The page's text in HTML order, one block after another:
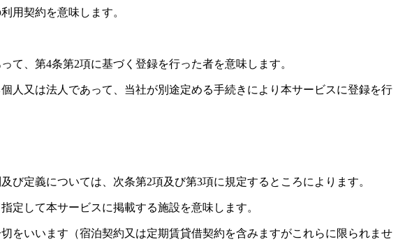
用契約を意味します。
て、第4条第2項に基づく登録を行った者を意味します。
人又は法人であって、当社が別途定める手続きにより本サービスに登録を行
び定義については、次条第2項及び第3項に規定するところによります。
定して本サービスに掲載する施設を意味します。
をいいます（宿泊契約又は定期賃貸借契約を含みますがこれらに限られませ